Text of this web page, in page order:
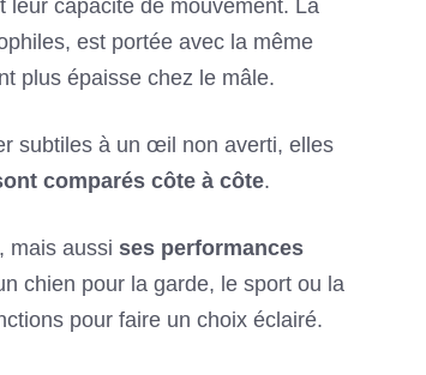
leur capacité de mouvement. La
est portée avec la même
plus épaisse chez le mâle.
subtiles à un œil non averti, elles
comparés côte à côte.
, mais aussi ses performances
chien pour la garde, le sport ou la
pour faire un choix éclairé.